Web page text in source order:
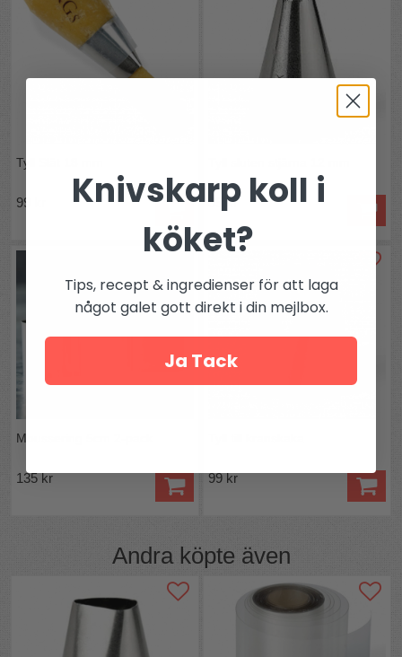
Tyll Slät 18 mm
99 kr 99 kr
Moussering 5cm 2-pack
135 kr 99 kr
Andra köpte även
Knivskarp koll i
köket?
Tips, recept & ingredienser för att laga
något galet gott direkt i din mejlbox.
Ja Tack